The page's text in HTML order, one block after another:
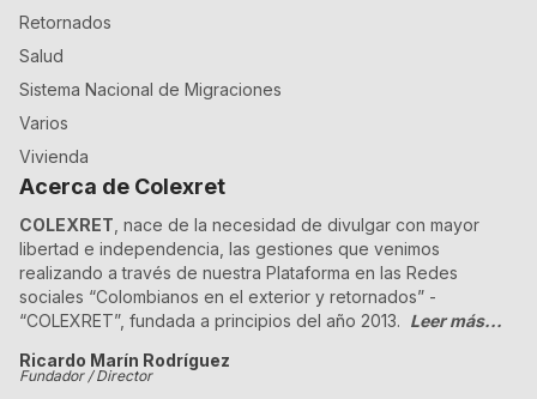
Retornados
Salud
Sistema Nacional de Migraciones
Varios
Vivienda
Acerca de Colexret
COLEXRET , nace de la necesidad de divulgar con mayor
libertad e independencia, las gestiones que venimos
realizando a través de nuestra Plataforma en las Redes
sociales “Colombianos en el exterior y retornados” -
“COLEXRET”, fundada a principios del año 2013. Leer más...
Ricardo Marín Rodríguez
Fundador / Director